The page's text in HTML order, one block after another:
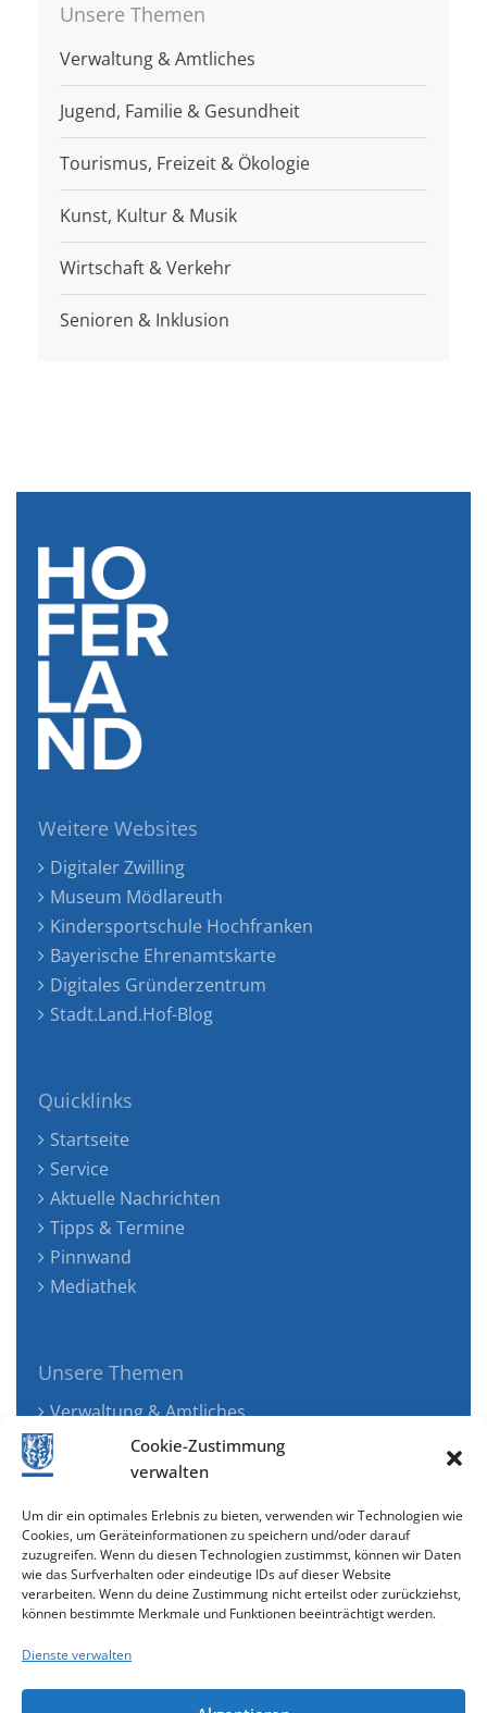
Cookie-Zustimmung
verwalten
Um dir ein optimales Erlebnis zu bieten, verwenden wir Technologien wie
Cookies, um Geräteinformationen zu speichern und/oder darauf
zuzugreifen. Wenn du diesen Technologien zustimmst, können wir Daten
wie das Surfverhalten oder eindeutige IDs auf dieser Website
verarbeiten. Wenn du deine Zustimmung nicht erteilst oder zurückziehst,
können bestimmte Merkmale und Funktionen beeinträchtigt werden.
Dienste verwalten
Unsere Themen
Verwaltung & Amtliches
Jugend, Familie & Gesundheit
Tourismus, Freizeit & Ökologie
Kunst, Kultur & Musik
Wirtschaft & Verkehr
Senioren & Inklusion
Weitere Websites
Digitaler Zwilling
Museum Mödlareuth
Kindersportschule Hochfranken
Bayerische Ehrenamtskarte
Digitales Gründerzentrum
Stadt.Land.Hof-Blog
Quicklinks
Startseite
Service
Aktuelle Nachrichten
Tipps & Termine
Pinnwand
Mediathek
Unsere Themen
Verwaltung & Amtliches
Jugend, Familie & Gesundheit
Tourismus, Freizeit & Ökologie
Wirtschaft & Verkehr
Senioren & Inklusion